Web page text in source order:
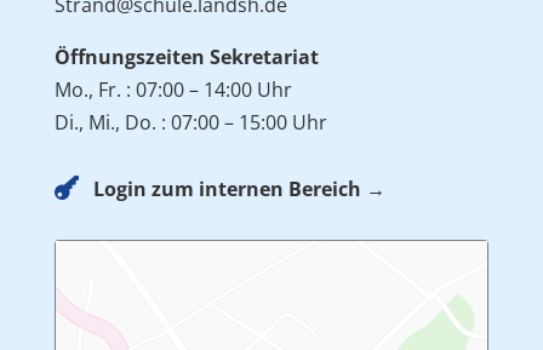
Öffnungszeiten Sekretariat
Mo., Fr. : 07:00 – 14:00 Uhr
Di., Mi., Do. : 07:00 – 15:00 Uhr
 Login zum internen Bereich →